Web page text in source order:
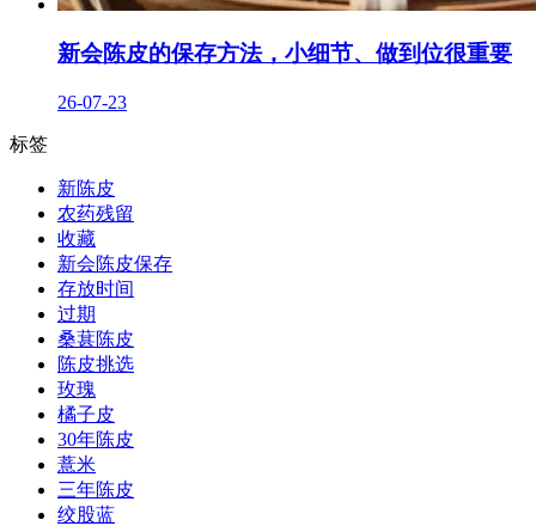
新会陈皮的保存方法，小细节、做到位很重要
26-07-23
标签
新陈皮
农药残留
收藏
新会陈皮保存
存放时间
过期
桑葚陈皮
陈皮挑选
玫瑰
橘子皮
30年陈皮
薏米
三年陈皮
绞股蓝